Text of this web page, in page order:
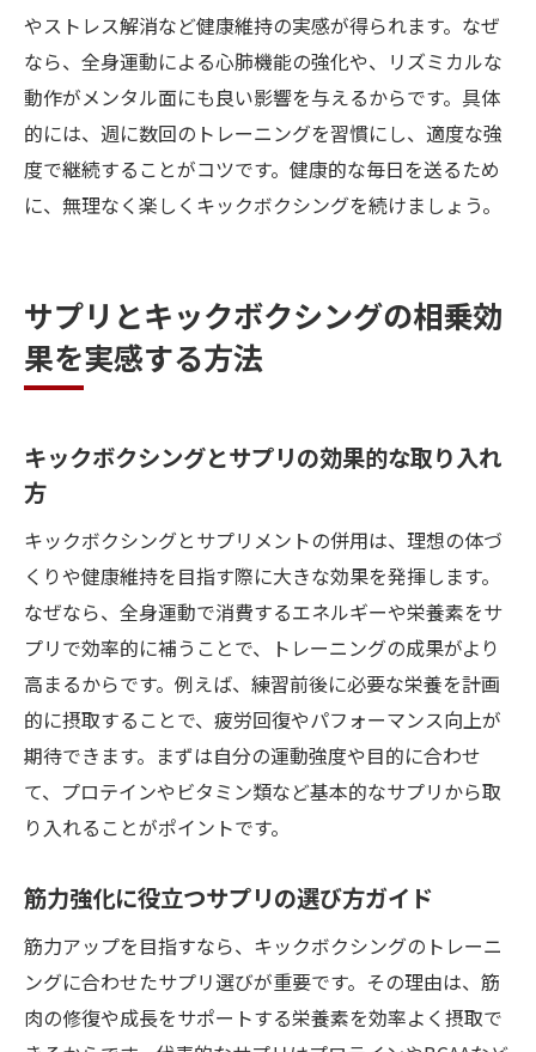
無理なく続けるための練習メニュー活用法
サプリ併用で効率アップを目指す練習術
キックボクシングで感じる達成感と楽しさ
失敗しないための注意点や続けるコツ
健康維持とダイエットを両立する方法
続けやすいキックボクシング習慣の作り方
日常に取り入れやすい運動方法を紹介
サプリと併用で毎日の活力をサポート
キックボクシングで得る心身の変化とは
力
キックボクシングが効率的な体作りに最適
な理由
サプリと組み合わせることで得られる効果
健康維持を目指す人におすすめの活用法
キックボクシングの魅力と続ける価値を解
説
初心者が知りたい体作りのポイント紹介
やストレス解消など健康維持の実感が得られます。なぜ
なら、全身運動による心肺機能の強化や、リズミカルな
動作がメンタル面にも良い影響を与えるからです。具体
的には、週に数回のトレーニングを習慣にし、適度な強
度で継続することがコツです。健康的な毎日を送るため
に、無理なく楽しくキックボクシングを続けましょう。
サプリとキックボクシングの相乗効
果を実感する方法
キックボクシングとサプリの効果的な取り入れ
方
キックボクシングとサプリメントの併用は、理想の体づ
くりや健康維持を目指す際に大きな効果を発揮します。
なぜなら、全身運動で消費するエネルギーや栄養素をサ
プリで効率的に補うことで、トレーニングの成果がより
高まるからです。例えば、練習前後に必要な栄養を計画
的に摂取することで、疲労回復やパフォーマンス向上が
期待できます。まずは自分の運動強度や目的に合わせ
て、プロテインやビタミン類など基本的なサプリから取
り入れることがポイントです。
筋力強化に役立つサプリの選び方ガイド
筋力アップを目指すなら、キックボクシングのトレーニ
ングに合わせたサプリ選びが重要です。その理由は、筋
肉の修復や成長をサポートする栄養素を効率よく摂取で